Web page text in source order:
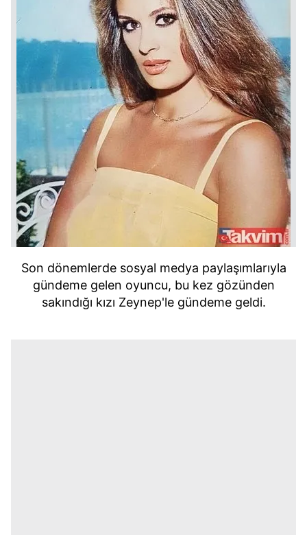
Son dönemlerde sosyal medya paylaşımlarıyla
gündeme gelen oyuncu, bu kez gözünden
sakındığı kızı Zeynep'le gündeme geldi.